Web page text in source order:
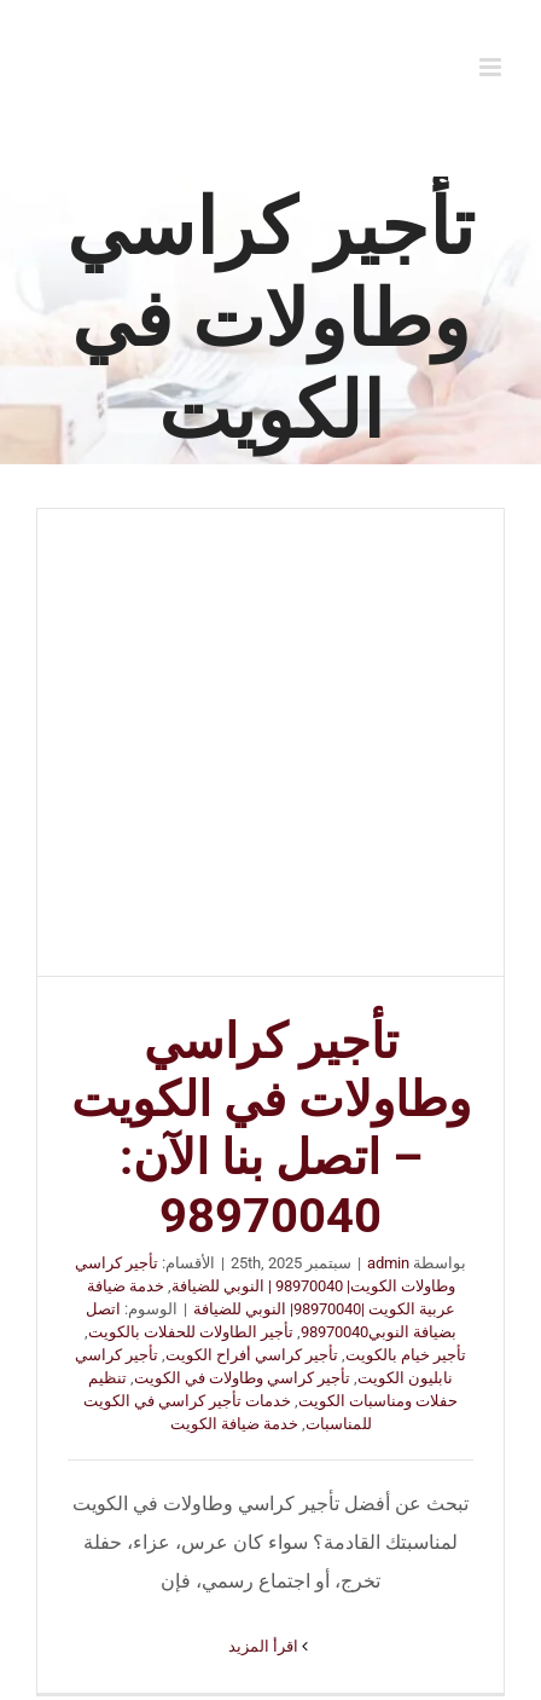
تأجير كراسي
وطاولات في
الكويت
تأجير كراسي
وطاولات في الكويت
– اتصل بنا الآن:
98970040
بواسطة admin
| سبتمبر 25th, 2025 | الأقسام: تأجير كراسي
وطاولات الكويت| 98970040 | النوبي للضيافة
خدمة ضيافة
عربية الكويت |98970040| النوبي للضيافة
| الوسوم: اتصل
بضيافة النوبي98970040
تأجير الطاولات للحفلات بالكويت
تأجير خيام بالكويت تأجير كراسي أفراح الكويت تأجير كراسي
نابليون الكويت تأجير كراسي وطاولات في الكويت تنظيم
حفلات ومناسبات الكويت خدمات تأجير كراسي في الكويت
للمناسبات خدمة ضيافة الكويت
تبحث عن أفضل تأجير كراسي وطاولات في الكويت
لمناسبتك القادمة؟ سواء كان عرس، عزاء، حفلة
تخرج، أو اجتماع رسمي، فإن